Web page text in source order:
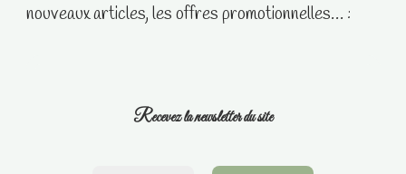
nouveaux articles, les offres promotionnelles… :
Recevez la newsletter du site